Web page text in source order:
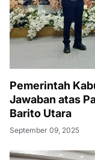
Pemerintah
Jawaban atas
Barito Utara
September 09, 2025